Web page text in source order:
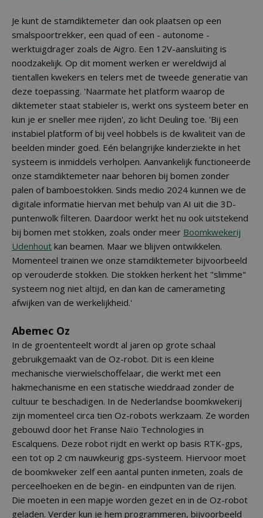
Je kunt de stamdiktemeter dan ook plaatsen op een
smalspoortrekker, een quad of een - autonome -
werktuigdrager zoals de Aigro. Een 12V-aansluiting is
noodzakelijk. Op dit moment werken er wereldwijd al
tientallen kwekers en telers met de tweede generatie van
deze toepassing. 'Naarmate het platform waarop de
diktemeter staat stabieler is, werkt ons systeem beter en
kun je er sneller mee rijden', zo licht Deuling toe. 'Bij een
instabiel platform of bij veel hobbels is de kwaliteit van de
beelden minder goed. Eén belangrijke kinderziekte in het
systeem is inmiddels verholpen. Aanvankelijk functioneerde
onze stamdiktemeter naar behoren bij bomen zonder
palen of bamboestokken. Sinds medio 2024 kunnen we de
digitale informatie hiervan met behulp van AI uit die 3D-
puntenwolk filteren. Daardoor werkt het nu ook uitstekend
bij bomen met stokken, zoals onder meer Boomkwekerij
Udenhout kan beamen. Maar we blijven ontwikkelen.
Momenteel trainen we onze stamdiktemeter bijvoorbeeld
op verouderde stokken. Die stokken herkent het "slimme"
systeem nog niet altijd, en dan kan de camerameting
afwijken van de werkelijkheid.'
Abemec Oz
In de groententeelt wordt al jaren op grote schaal
gebruikgemaakt van de Oz-robot. Dit is een kleine
mechanische vierwielschoffelaar, die werkt met een
hakmechanisme en een statische wieddraad zonder de
cultuur te beschadigen. In de Nederlandse boomkwekerij
zijn momenteel circa tien Oz-robots werkzaam. Ze worden
gebouwd door het Franse Naïo Technologies in
Escalquens. Deze robot rijdt en werkt op basis RTK-gps,
een tot op 2 cm nauwkeurig gps-systeem. Hiervoor moet
de boomkweker zelf een aantal punten inmeten, zoals de
perceelhoeken en de begin- en eindpunten van de rijen.
Die moeten in een mapje worden gezet en in de Oz-robot
geladen. Verder kun je hem programmeren, bijvoorbeeld